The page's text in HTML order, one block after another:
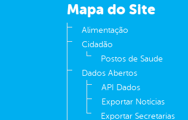
Mapa do Site
Alimentação
Cidadão
Postos de Saude
Dados Abertos
API Dados
Exportar Notícias
Exportar Secretarias